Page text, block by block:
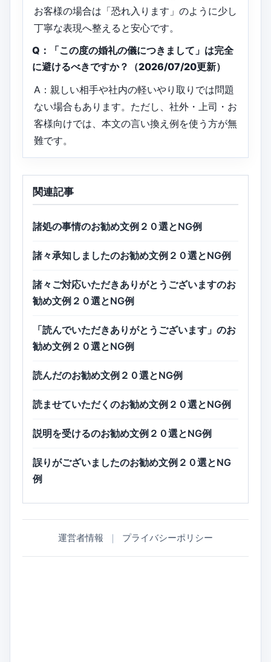
お客様の場合は「恐れ入ります」のように少し
丁寧な表現へ整えると安心です。
Q：「この度の婚礼の儀につきまして」は完全
に避けるべきですか？（2026/07/20更新）
A：親しい相手や社内の軽いやり取りでは問題
ない場合もあります。ただし、社外・上司・お
客様向けでは、本文の言い換え例を使う方が無
難です。
関連記事
諸処の事情のお勧め文例２０選とNG例
諸々承知しましたのお勧め文例２０選とNG例
諸々ご対応いただきありがとうございますのお
勧め文例２０選とNG例
「読んでいただきありがとうございます」のお
勧め文例２０選とNG例
読んだのお勧め文例２０選とNG例
読ませていただくのお勧め文例２０選とNG例
説明を受けるのお勧め文例２０選とNG例
誤りがございましたのお勧め文例２０選とNG
例
運営者情報 ｜ プライバシーポリシー